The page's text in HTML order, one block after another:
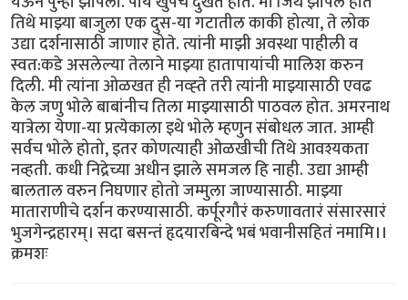
तिथे माझ्या बाजुला एक दुस-या गटातील काकी होत्या, ते लोक
उद्या दर्शनासाठी जाणार होते. त्यांनी माझी अवस्था पाहीली व
स्वत:कडे असलेल्या तेलाने माझ्या हातापायांची मालिश करुन
दिली. मी त्यांना ओळखत ही नव्ह्ते तरी त्यांनी माझ्यासाठी एवढ
केल जणु भोले बाबांनीच तिला माझ्यासाठी पाठवल होत. अमरनाथ
यात्रेला येणा-या प्रत्येकाला इथे भोले म्हणुन संबोधल जात. आम्ही
सर्वच भोले होतो, इतर कोणत्याही ओळखीची तिथे आवश्यकता
नव्हती. कधी निद्रेच्या अधीन झाले समजल हि नाही. उद्या आम्ही
बालताल वरुन निघणार होतो जम्मुला जाण्यासाठी. माझ्या
माताराणीचे दर्शन करण्यासाठी. कर्पूरगौरं करुणावतारं संसारसारं
भुजगेन्द्रहारम्। सदा बसन्तं हृदयारबिन्दे भबं भवानीसहितं नमामि।।
क्रमशः